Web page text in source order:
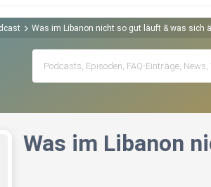
Was im Libanon nicht so gut läuft & was sich
Was im Libanon